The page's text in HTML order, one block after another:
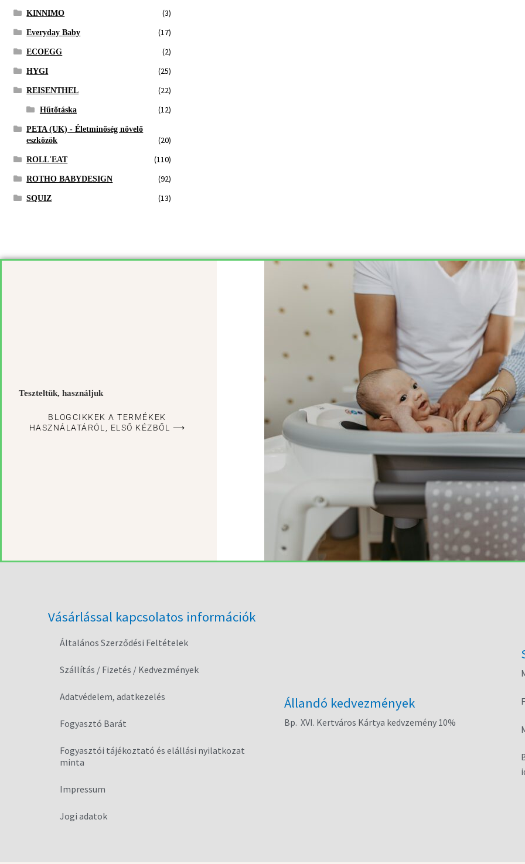
KINNIMO (3)
Everyday Baby (17)
ECOEGG (2)
HYGI (25)
REISENTHEL (22)
Hűtőtáska (12)
PETA (UK) - Életminőség növelő
eszközök
(20)
ROLL'EAT (110)
ROTHO BABYDESIGN (92)
SQUIZ (13)
Teszteltük, használjuk
BLOGCIKKEK A TERMÉKEK
HASZNÁLATÁRÓL, ELSŐ KÉZBŐL ⟶
Vásárlással kapcsolatos információk
Általános Szerződési Feltételek
Szállítás / Fizetés / Kedvezmények
Adatvédelem, adatkezelés
Fogyasztó Barát
Fogyasztói tájékoztató és elállási nyilatkozat
minta
Impressum
Jogi adatok
Állandó kedvezmények
Bp. XVI. Kertváros Kártya kedvzemény 10%